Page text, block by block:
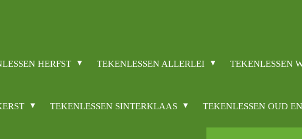
HERFST TEKENLESSEN ALLERLEI TEKENLESSEN
TEKENLESSEN SINTERKLAAS TEKENLESSEN OUD